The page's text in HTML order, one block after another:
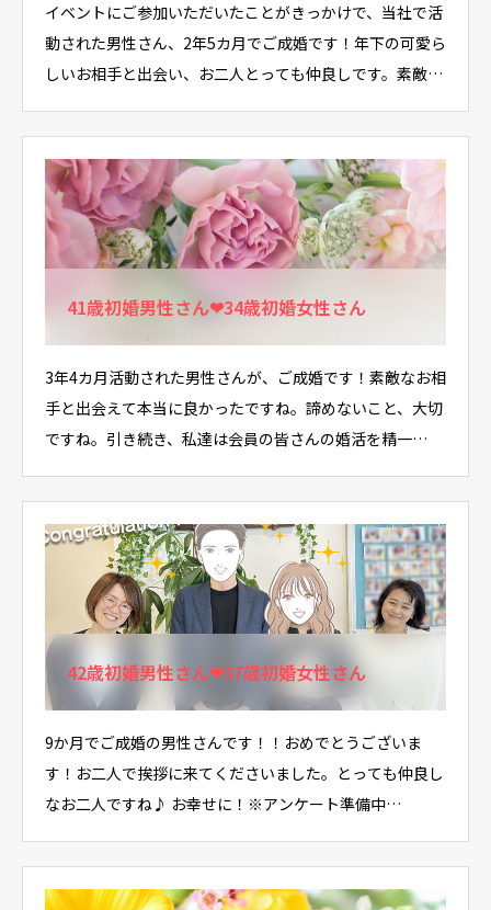
イベントにご参加いただいたことがきっかけで、当社で活
動された男性さん、2年5カ月でご成婚です！年下の可愛ら
しいお相手と出会い、お二人とっても仲良しです。素敵…
41歳初婚男性さん❤34歳初婚女性さん
3年4カ月活動された男性さんが、ご成婚です！素敵なお相
手と出会えて本当に良かったですね。諦めないこと、大切
ですね。引き続き、私達は会員の皆さんの婚活を精一…
42歳初婚男性さん❤37歳初婚女性さん
9か月でご成婚の男性さんです！！おめでとうございま
す！お二人で挨拶に来てくださいました。とっても仲良し
なお二人ですね♪ お幸せに！※アンケート準備中…